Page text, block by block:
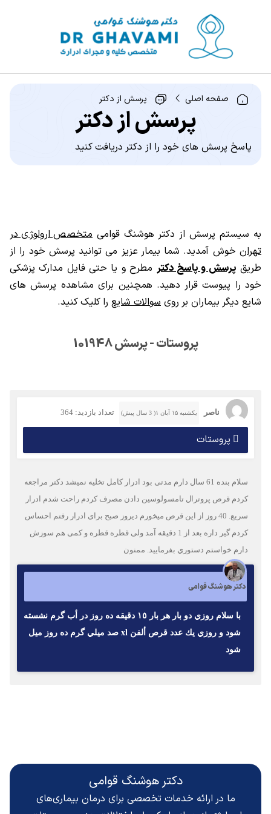
صفحه اصلی پرسش از دکتر
پرسش از دکتر
پاسخ پرسش های خود را از دکتر دریافت کنید
به سیستم پرسش از دکتر هوشنگ قوامی متخصص ارولوژی در
تهران خوش آمدید. شما بیمار عزیز می توانید پرسش خود را از
طریق پرسش و پاسخ دکتر مطرح و یا حتی فایل مدارک پزشکی
خود را پیوست قرار دهید. همچنین برای مشاهده پرسش های
شایع دیگر بیماران بر روی سوالات شایع را کلیک کنید.
پروستات - پرسش 101948
ناصر یکشنبه ۱۵ آبان ۱( 3 سال پیش) تعداد بازدید: 364
پروستات
سلام بنده 61 سال دارم مدتی بود ادرار کامل تخلیه نمیشد دکتر مراجعه
کردم قرص پروترال تامسولوسین دادن مصرف کردم راحت شدم ادرار
سریع. 40 روز از این قرص میخورم دیروز صبح برای ادرار رفتم احساس
کردم گیر داره بعد از 1 دقیقه آمد ولی قطره قطره و کمی هم سوزش
دارم خواستم دستوري بفرمایید. ممنون
دکتر هوشنگ قوامی
با سلام روزي دو بار هر بار ١٥ دقيقه ده روز در أب گرم نشسته
شود و روزي يك عدد قرص ألفن xl صد ميلي گرم ده روز ميل
شود
دکتر هوشنگ قوامی
ما در ارائه خدمات تخصصی برای درمان بیماری‌های